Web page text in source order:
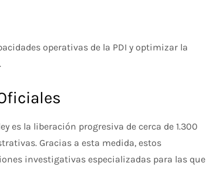
operativas de la PDI y optimizar la
es la liberación progresiva de cerca de 1.300
Gracias a esta medida, estos
investigativas especializadas para las que